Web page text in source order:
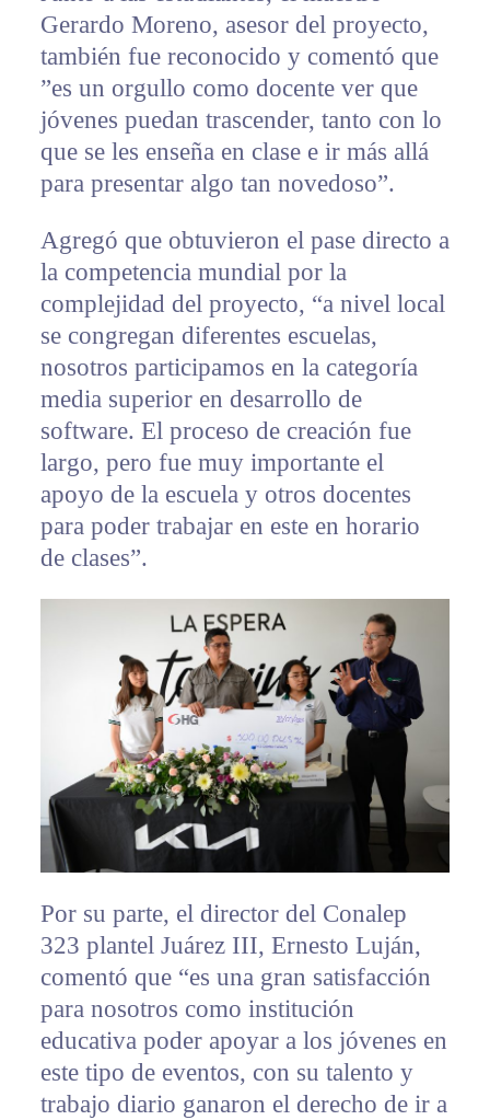
Gerardo Moreno, asesor del proyecto,
también fue reconocido y comentó que
”es un orgullo como docente ver que
jóvenes puedan trascender, tanto con lo
que se les enseña en clase e ir más allá
para presentar algo tan novedoso”.
Agregó que obtuvieron el pase directo a
la competencia mundial por la
complejidad del proyecto, “a nivel local
se congregan diferentes escuelas,
nosotros participamos en la categoría
media superior en desarrollo de
software. El proceso de creación fue
largo, pero fue muy importante el
apoyo de la escuela y otros docentes
para poder trabajar en este en horario
de clases”.
Por su parte, el director del Conalep
323 plantel Juárez III, Ernesto Luján,
comentó que “es una gran satisfacción
para nosotros como institución
educativa poder apoyar a los jóvenes en
este tipo de eventos, con su talento y
trabajo diario ganaron el derecho de ir a